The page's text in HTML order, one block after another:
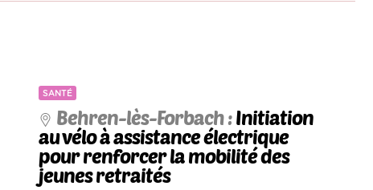
SANTÉ
Behren-lès-Forbach :Initiation
au vélo à assistance électrique
pour renforcer la mobilité des
jeunes retraités